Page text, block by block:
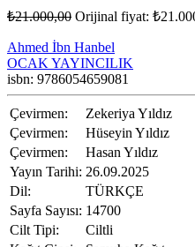
₺21.000,00 Orijinal fiyat:
Ahmed İbn Hanbel
OCAK YAYINCILIK
isbn: 9786054659081
Çevirmen:
Zekeriya Yıldız
Çevirmen:
Hüseyin Yıldız
Çevirmen:
Hasan Yıldız
Yayın Tarihi: 26.09.2025
Dil:
TÜRKÇE
Sayfa Sayısı: 14700
Cilt Tipi:
Ciltli